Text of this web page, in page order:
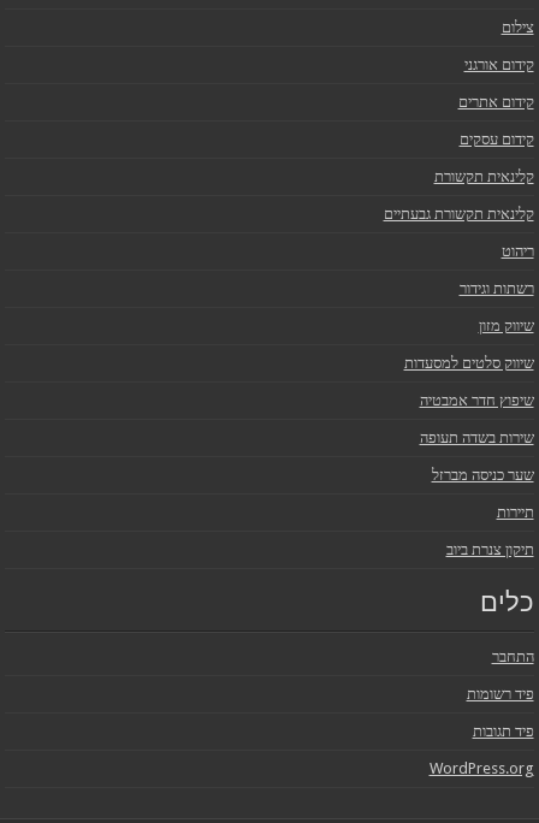
צילום
קידום אורגני
קידום אתרים
קידום עסקים
קלינאית תקשורת
קלינאית תקשורת גבעתיים
ריהוט
רשתות וגידור
שיווק מזון
שיווק סלטים למסעדות
שיפוץ חדר אמבטיה
שירות בשדה תעופה
שער כניסה מברזל
תיירות
תיקון צנרת ביוב
כלים
התחבר
פיד רשומות
פיד תגובות
WordPress.org